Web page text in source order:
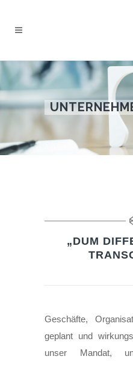
„DUM
Geschäfte,
geplant und
unser Mandat,